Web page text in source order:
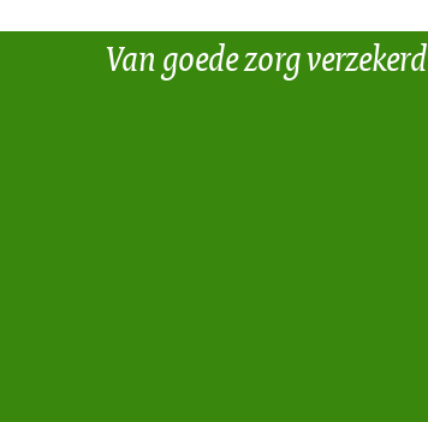
Van goede zorg verzekerd